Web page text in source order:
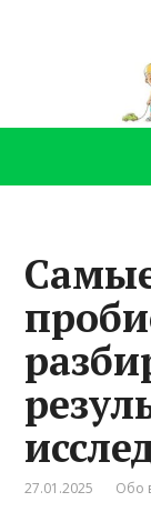
27.01.2025 Обо